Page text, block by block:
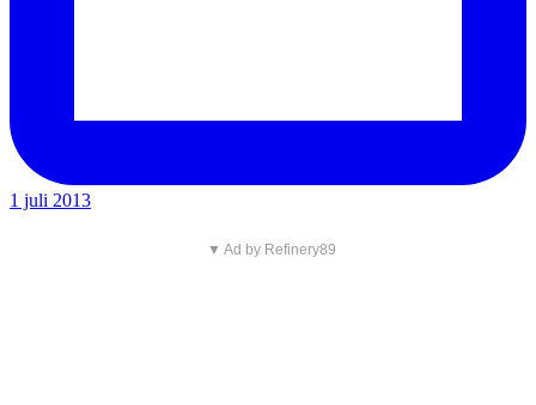
1 juli 2013
▼ Ad by Refinery89